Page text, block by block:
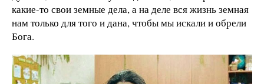
какие-то свои земные дела, а на деле вся жизнь земная
нам только для того и дана, чтобы мы искали и обрели
Бога.